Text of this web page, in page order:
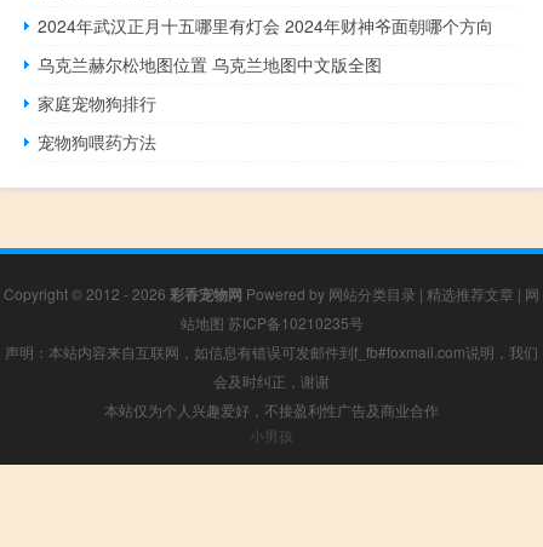
2024年武汉正月十五哪里有灯会 2024年财神爷面朝哪个方向
乌克兰赫尔松地图位置 乌克兰地图中文版全图
家庭宠物狗排行
宠物狗喂药方法
Copyright © 2012 - 2026 彩香宠物网 Powered by 网站分类目录 | 精选推荐文章 | 网
站地图 苏ICP备10210235号
声明：本站内容来自互联网，如信息有错误可发邮件到f_fb#foxmail.com说明，我们
会及时纠正，谢谢
本站仅为个人兴趣爱好，不接盈利性广告及商业合作
小男孩